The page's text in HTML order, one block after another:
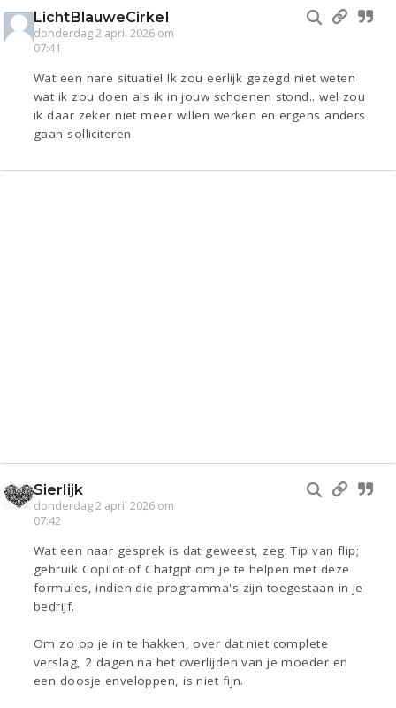
LichtBlauweCirkel
donderdag 2 april 2026 om
07:41
Wat een nare situatie! Ik zou eerlijk gezegd niet weten
wat ik zou doen als ik in jouw schoenen stond.. wel zou
ik daar zeker niet meer willen werken en ergens anders
gaan solliciteren
Sierlijk
donderdag 2 april 2026 om
07:42
Wat een naar gesprek is dat geweest, zeg. Tip van flip;
gebruik Copilot of Chatgpt om je te helpen met deze
formules, indien die programma's zijn toegestaan in je
bedrijf.
Om zo op je in te hakken, over dat niet complete
verslag, 2 dagen na het overlijden van je moeder en
een doosje enveloppen, is niet fijn.